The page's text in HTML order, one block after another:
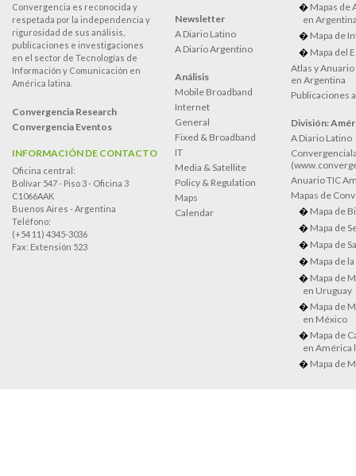
Convergencia es reconocida y
respetada por la independencia y
rigurosidad de sus análisis,
publicaciones e investigaciones
en el sector de Tecnologías de
Información y Comunicación en
América latina.
Convergencia Research
Convergencia Eventos
INFORMACIÓN DE CONTACTO
Oficina central:
Bolívar 547 - Piso 3 - Oficina 3
C1066AAK
Buenos Aires - Argentina
Teléfono:
(+54 11) 4345-3036
Fax: Extensión 523
Newsletter
A Diario Latino
A Diario Argentino
Análisis
Mobile Broadband
Internet
General
Fixed & Broadband
IT
Media & Satellite
Policy & Regulation
Maps
Calendar
Mapas de
en
Mapa de
Mapa del
Atlas y
en Argentina
Publicaciones
División:
A Diario Latino
Anuario TIC
Mapas de
Mapa de
Mapa de
Mapa de
Mapa de
Mapa de
en Uruguay
Mapa de
en México
Mapa de
en América
Mapa de